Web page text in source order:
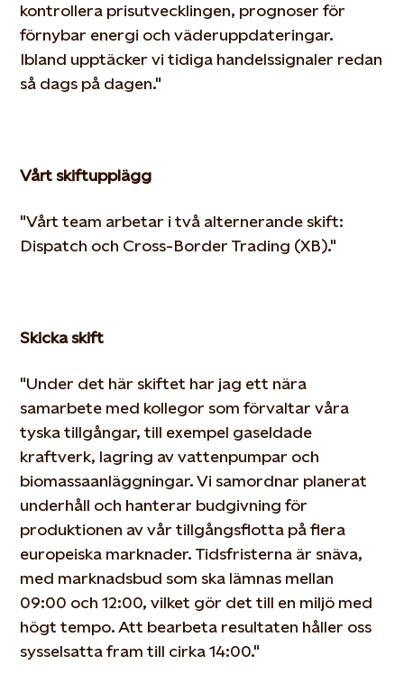
kontrollera prisutvecklingen, prognoser för
förnybar energi och väderuppdateringar.
Ibland upptäcker vi tidiga handelssignaler redan
så dags på dagen."
Vårt skiftupplägg
"Vårt team arbetar i två alternerande skift:
Dispatch och Cross-Border Trading (XB)."
Skicka skift
"Under det här skiftet har jag ett nära
samarbete med kollegor som förvaltar våra
tyska tillgångar, till exempel gaseldade
kraftverk, lagring avvattenpumpar och
biomassaanläggningar. Vi samordnar planerat
underhåll och hanterar budgivning för
produktionen av vårtillgångsflotta på flera
europeiska marknader. Tidsfristerna är snäva,
med marknadsbud som ska lämnas mellan
09:00 och 12:00,vilket gör det till en miljö med
högt tempo. Att bearbeta resultaten håller oss
sysselsatta fram till cirka 14:00."